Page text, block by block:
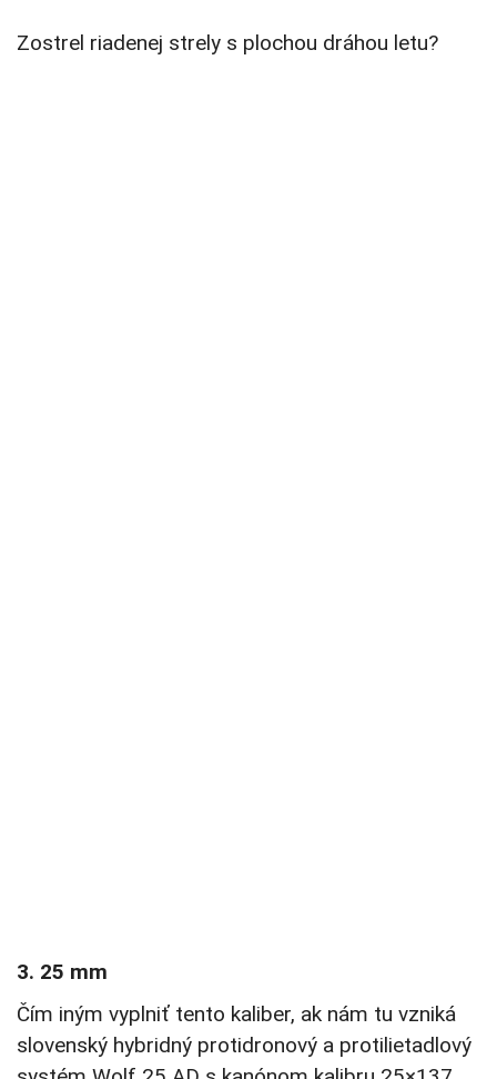
Zostrel riadenej strely s plochou dráhou letu?
3. 25 mm
Čím iným vyplniť tento kaliber, ak nám tu vzniká
slovenský hybridný protidronový a protilietadlový